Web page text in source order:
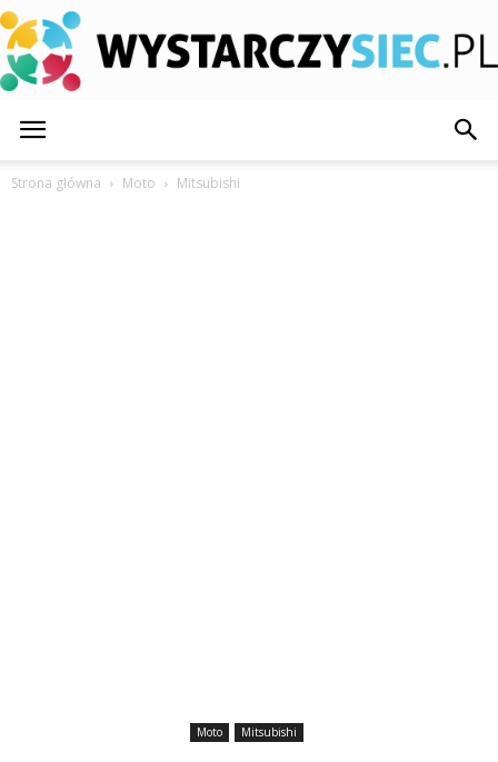
Strona główna Moto Mitsubishi
Moto Mitsubishi